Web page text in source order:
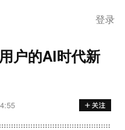
登录
户的AI时代新